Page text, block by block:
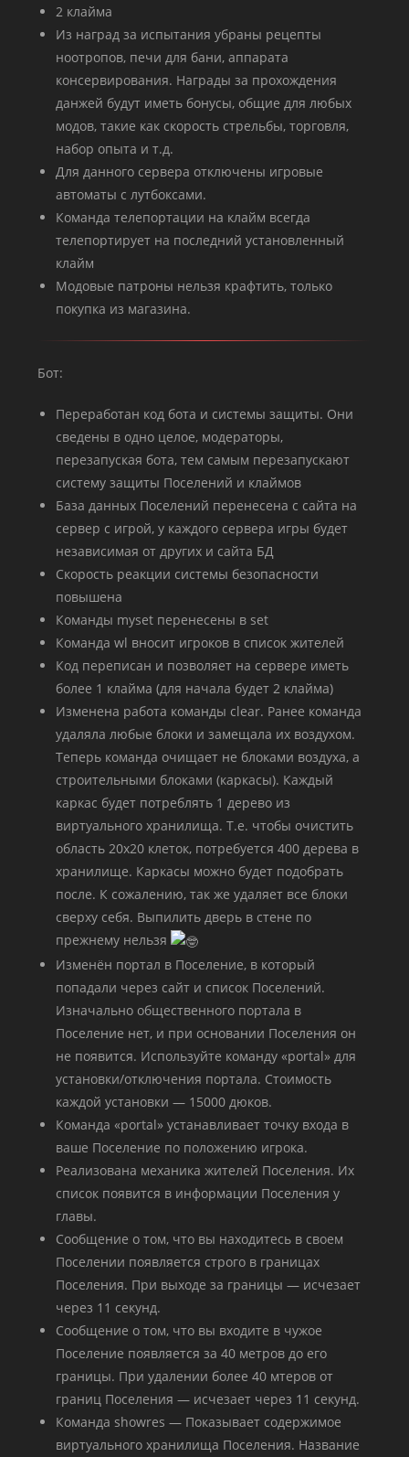
2 клайма
Из наград за испытания убраны рецепты
ноотропов, печи для бани, аппарата
консервирования. Награды за прохождения
данжей будут иметь бонусы, общие для любых
модов, такие как скорость стрельбы, торговля,
набор опыта и т.д.
Для данного сервера отключены игровые
автоматы с лутбоксами.
Команда телепортации на клайм всегда
телепортирует на последний установленный
клайм
Модовые патроны нельзя крафтить, только
покупка из магазина.
Бот:
Переработан код бота и системы защиты. Они
сведены в одно целое, модераторы,
перезапуская бота, тем самым перезапускают
систему защиты Поселений и клаймов
База данных Поселений перенесена с сайта на
сервер с игрой, у каждого сервера игры будет
независимая от других и сайта БД
Скорость реакции системы безопасности
повышена
Команды myset перенесены в set
Команда wl вносит игроков в список жителей
Код переписан и позволяет на сервере иметь
более 1 клайма (для начала будет 2 клайма)
Изменена работа команды clear. Ранее команда
удаляла любые блоки и замещала их воздухом.
Теперь команда очищает не блоками воздуха, а
строительными блоками (каркасы). Каждый
каркас будет потреблять 1 дерево из
виртуального хранилища. Т.е. чтобы очистить
область 20х20 клеток, потребуется 400 дерева в
хранилище. Каркасы можно будет подобрать
после. К сожалению, так же удаляет все блоки
сверху себя. Выпилить дверь в стене по
прежнему нельзя
Изменён портал в Поселение, в который
попадали через сайт и список Поселений.
Изначально общественного портала в
Поселение нет, и при основании Поселения он
не появится. Используйте команду «portal» для
установки/отключения портала. Стоимость
каждой установки — 15000 дюков.
Команда «portal» устанавливает точку входа в
ваше Поселение по положению игрока.
Реализована механика жителей Поселения. Их
список появится в информации Поселения у
главы.
Сообщение о том, что вы находитесь в своем
Поселении появляется строго в границах
Поселения. При выходе за границы — исчезает
через 11 секунд.
Сообщение о том, что вы входите в чужое
Поселение появляется за 40 метров до его
границы. При удалении более 40 мтеров от
границ Поселения — исчезает через 11 секунд.
Команда showres — Показывает содержимое
виртуального хранилища Поселения. Название